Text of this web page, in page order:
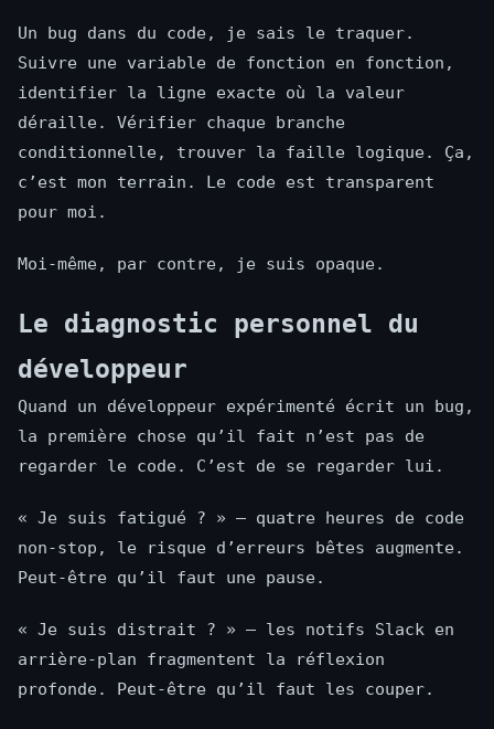
Un bug dans du code, je sais le traquer.
Suivre une variable de fonction en fonction,
identifier la ligne exacte où la valeur
déraille. Vérifier chaque branche
conditionnelle, trouver la faille logique. Ça,
c’est mon terrain. Le code est transparent
pour moi.
Moi-même, par contre, je suis opaque.
Le diagnostic personnel du
développeur
Quand un développeur expérimenté écrit un bug,
la première chose qu’il fait n’est pas de
regarder le code. C’est de se regarder lui.
« Je suis fatigué ? » — quatre heures de code
non-stop, le risque d’erreurs bêtes augmente.
Peut-être qu’il faut une pause.
« Je suis distrait ? » — les notifs Slack en
arrière-plan fragmentent la réflexion
profonde. Peut-être qu’il faut les couper.